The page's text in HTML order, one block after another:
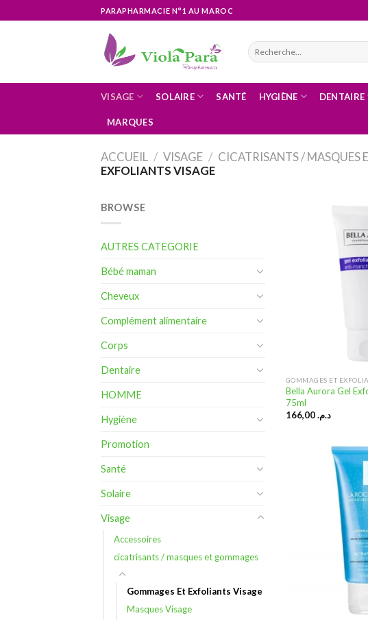
to
PARAPHARMACIE N°1 AU MAROC
Recherche
pour :
VISAGE SOLAIRE SANTÉ HYGIÈNE DENTAIRE
MARQUES
ACCUEIL / VISAGE / CICATRISANTS / MASQUES
EXFOLIANTS VISAGE
BROWSE
AUTRES CATEGORIE
Bébé maman
Cheveux
Complément alimentaire
Corps
Dentaire
HOMME
Hygiène
Promotion
Santé
Solaire
Visage
Accessoires
cicatrisants / masques et gommages
Gommages Et Exfoliants Visage
Masques Visage
GOMMAGES ET
Bella Aurora Gel
75ml
د.م.166,00